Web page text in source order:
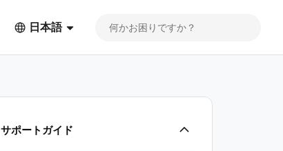
日本語
サポートガイド